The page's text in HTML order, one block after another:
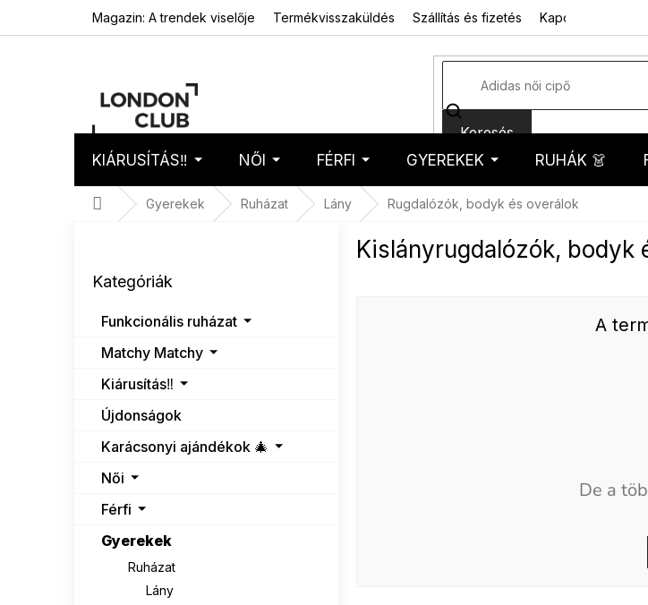
Magazin: A trendek viselője Termékvisszaküldés Szállítás és fizetés Kapcsolat
Keresés
KIÁRUSÍTÁS‼️ NŐI FÉRFI GYEREKEK RUHÁK 👗
KezdőlapGyerekek Ruházat Lány Rugdalózók, bodyk és overálok
átugrása
Kategóriák
Funkcionális ruházat
Matchy Matchy
Kiárusítás‼️
Újdonságok
Karácsonyi ajándékok 🎄
Női
Férfi
Gyerekek
Ruházat
Lány
Kislányrugdalózók, bodyk
A
De a